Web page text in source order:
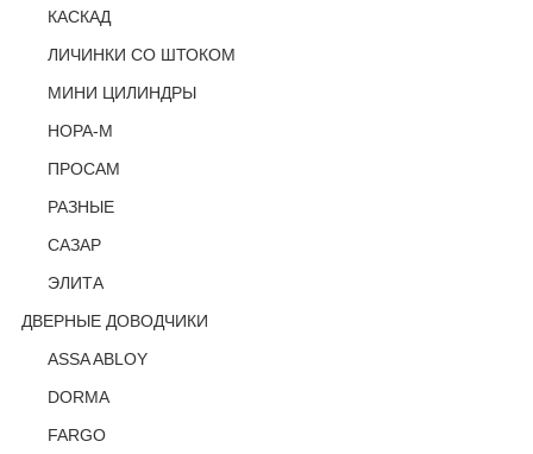
КАСКАД
ЛИЧИНКИ СО ШТОКОМ
МИНИ ЦИЛИНДРЫ
НОРА-М
ПРОСАМ
РАЗНЫЕ
САЗАР
ЭЛИТА
ДВЕРНЫЕ ДОВОДЧИКИ
ASSA ABLOY
DORMA
FARGO